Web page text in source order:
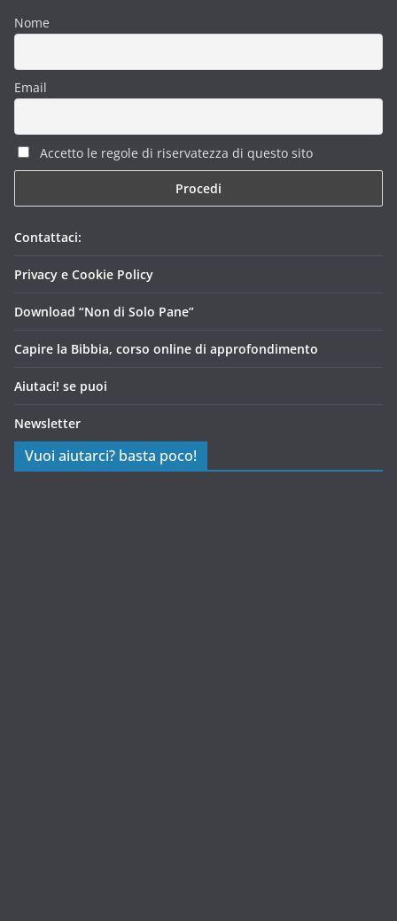
Nome
Email
Accetto le regole di riservatezza di questo sito
Contattaci:
Privacy e Cookie Policy
Download “Non di Solo Pane”
Capire la Bibbia, corso online di approfondimento
Aiutaci! se puoi
Newsletter
Vuoi aiutarci? basta poco!